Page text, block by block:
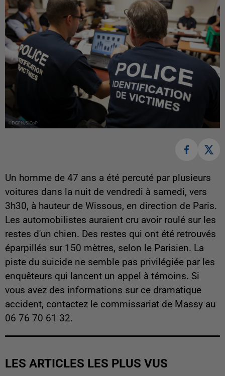
Un homme de 47 ans a été percuté par plusieurs
voitures dans la nuit de vendredi à samedi, vers
3h30, à hauteur de Wissous, en direction de Paris.
Les automobilistes auraient cru avoir roulé sur les
restes d'un chien. Des restes qui ont été retrouvés
éparpillés sur 150 mètres, selon le Parisien. La
piste du suicide ne semble pas privilégiée par les
enquêteurs qui lancent un appel à témoins. Si
vous avez des informations sur ce dramatique
accident, contactez le commissariat de Massy au
06 76 70 61 32.
LES ARTICLES LES PLUS VUS